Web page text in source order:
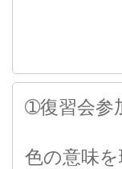
➀復習会参
色の意味